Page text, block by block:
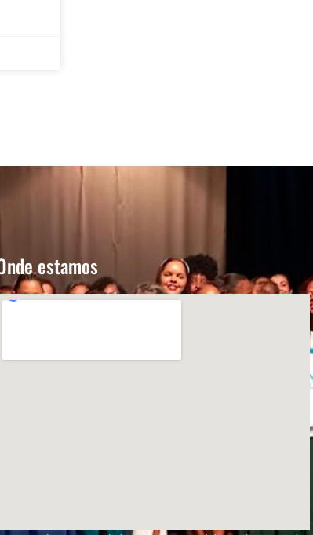
estamos